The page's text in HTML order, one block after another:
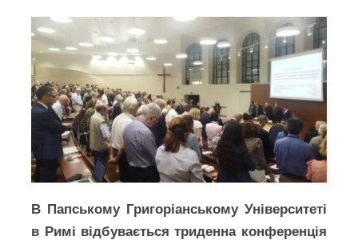
В Папському Григоріанському Університеті
в Римі відбувається триденна конференція